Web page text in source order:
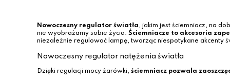
Nowoczesny regulator światła, jakim jest ściemniacz, na
nie wyobrażamy sobie życia. Ściemniacze to akcesoria
niezależnie regulować lampę, tworząc niespotykane akcenty
Nowoczesny regulator natężenia światła
Dzięki regulacji mocy żarówki, ściemniacz pozwala